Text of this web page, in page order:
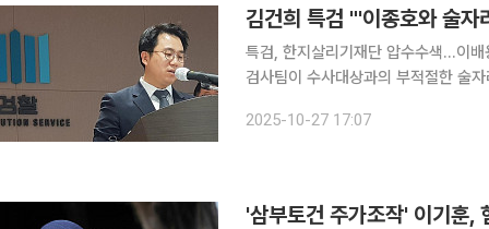
김건희 특검 "'이종호와 술
특검, 한지살리기재단 압수수색…이배용 의혹 수사 김건희 여사 관련 의
검사팀이 수사대상과의 부적절한 술
2025-10-27 17:07
'삼부토건 주가조작' 이기훈,